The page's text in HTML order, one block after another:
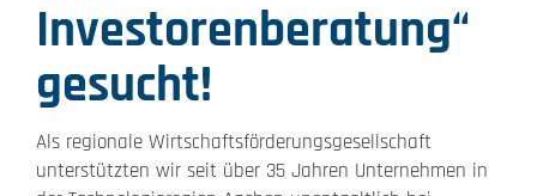
Investorenberatung“
gesucht!
Als regionale Wirtschaftsförderungsgesellschaft
unterstützten wir seit über 35 Jahren Unternehmen in